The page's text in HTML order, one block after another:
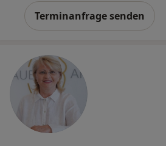
Terminanfrage senden